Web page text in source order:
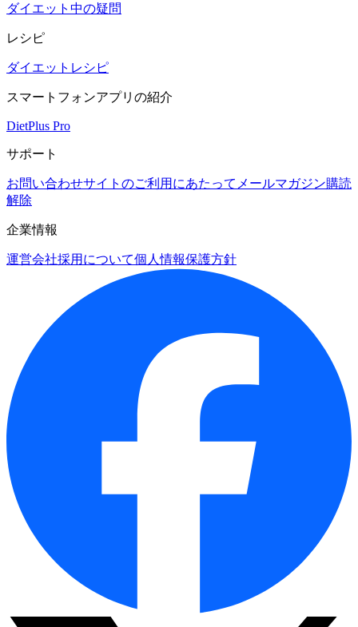
ダイエット中の疑問
レシピ
ダイエットレシピ
スマートフォンアプリの紹介
DietPlus Pro
サポート
お問い合わせサイトのご利用にあたって メールマガジン購読
解除
企業情報
運営会社採用について個人情報保護方針